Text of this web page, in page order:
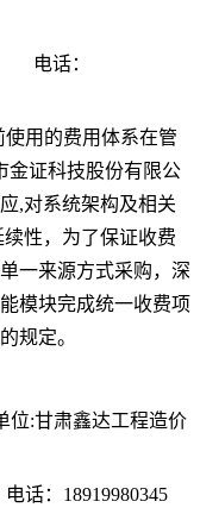
电话：
用的费用体系在管
金证科技股份有限公
,对系统架构及相关
续性，为了保证收费
单一来源方式采购， 深
模块完成统一收费项
规定。
位:甘肃鑫达工程造价
电话： 18919980345